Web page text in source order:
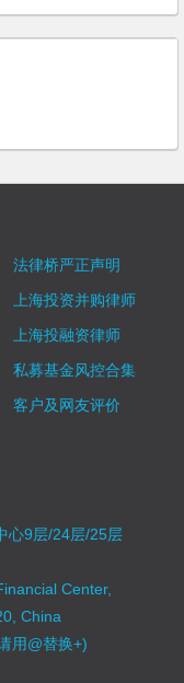
法律桥严正声明
上海投资并购律师
上海投融资律师
私募基金风控合集
客户及网友评价
心9层/24层/25层
Center,
China
用@替换+)